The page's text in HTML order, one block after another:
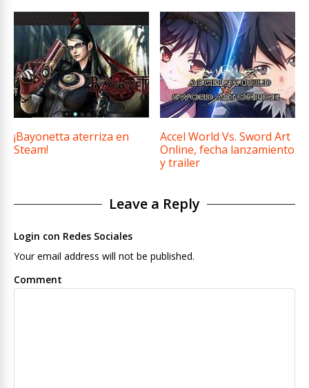
¡Bayonetta aterriza en
Steam!
Accel World Vs. Sword Art
Online, fecha lanzamiento
y trailer
Leave a Reply
Login con Redes Sociales
Your email address will not be published.
Comment